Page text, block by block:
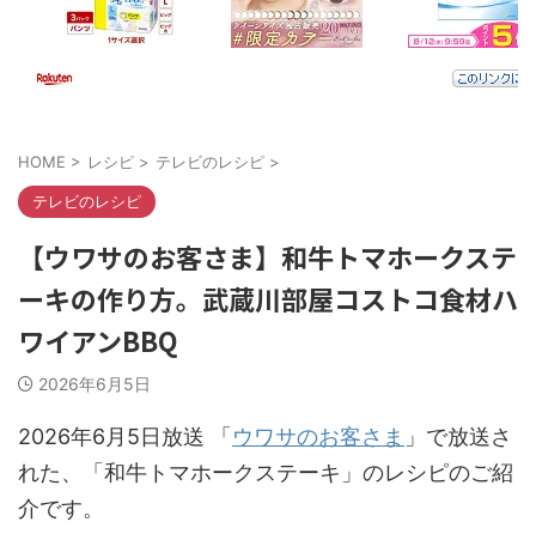
HOME > レシピ > テレビのレシピ >
テレビのレシピ
【ウワサのお客さま】和牛トマホークステ
ーキの作り方。武蔵川部屋コストコ食材ハ
ワイアンBBQ
2026年6月5日
2026年6月5日放送 「 ウワサのお客さま 」で放送さ
れた、「和牛トマホークステーキ」のレシピのご紹
介です。